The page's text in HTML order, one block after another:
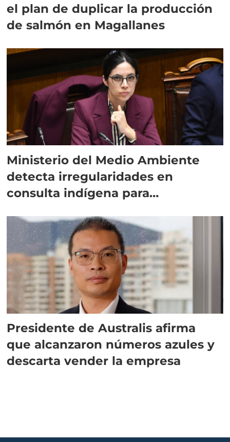
el plan de duplicar la producción
de salmón en Magallanes
Ministerio del Medio Ambiente
detecta irregularidades en
consulta indígena para
Presidente de Australis afirma
que alcanzaron números azules y
descarta vender la empresa